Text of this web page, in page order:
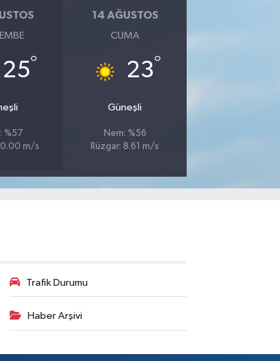
25°
%57
m/s
14 AĞUSTOS
CUMA
23°
Güneşli
Nem: %56
Rüzgar: 8.61 m/s
Trafik Durumu
Haber Arşivi